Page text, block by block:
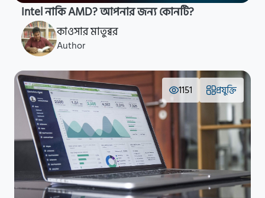
Intel নাকি AMD? আপনার জন্য কোনটি?
কাওসার মাতুব্বর
Author
1151 প্রযুক্তি